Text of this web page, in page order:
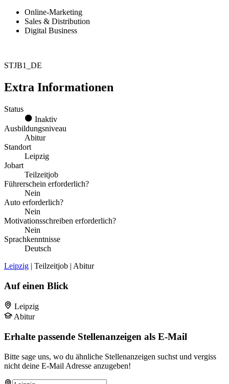
Online-Marketing
Sales & Distribution
Digital Business
STJB1_DE
Extra Informationen
Status
Inaktiv
Ausbildungsniveau
Abitur
Standort
Leipzig
Jobart
Teilzeitjob
Führerschein erforderlich?
Nein
Auto erforderlich?
Nein
Motivationsschreiben erforderlich?
Nein
Sprachkenntnisse
Deutsch
Leipzig | Teilzeitjob | Abitur
Auf einen Blick
Leipzig
Abitur
Erhalte passende Stellenanzeigen als E-Mail
Bitte sage uns, wo du ähnliche Stellenanzeigen suchst und vergiss
nicht deine E-Mail Adresse anzugeben!